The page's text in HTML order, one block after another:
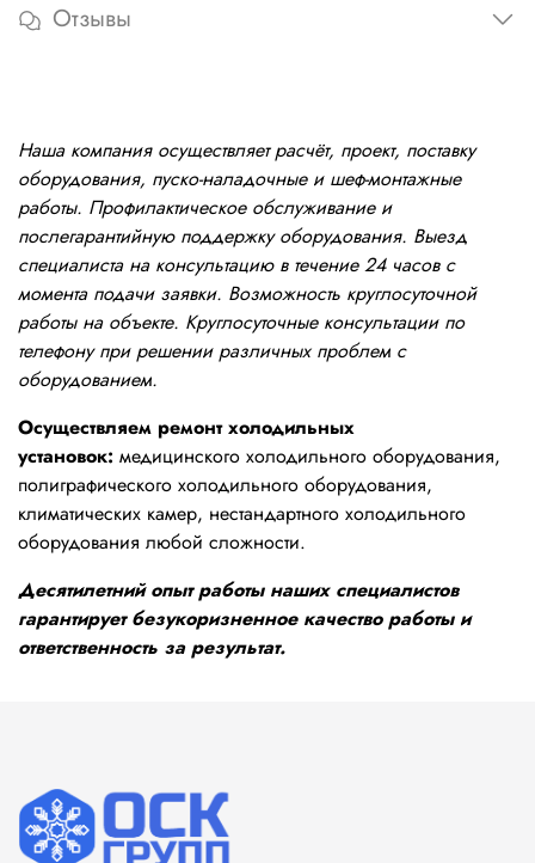
Отзывы
Наша компания осуществляет расчёт, проект, поставку
оборудования, пуско-наладочные и шеф-монтажные
работы. Профилактическое обслуживание и
послегарантийную поддержку оборудования. Выезд
специалиста на консультацию в течение 24 часов с
момента подачи заявки. Возможность круглосуточной
работы на объекте. Круглосуточные консультации по
телефону при решении различных проблем с
оборудованием.
Осуществляем ремонт холодильных
установок: медицинского холодильного оборудования,
полиграфического холодильного оборудования,
климатических камер, нестандартного холодильного
оборудования любой сложности.
Десятилетний опыт работы наших специалистов
гарантирует безукоризненное качество работы и
ответственность за результат.